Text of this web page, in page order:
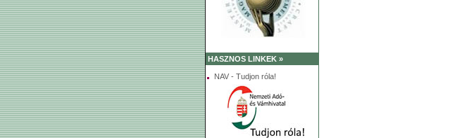
HASZNOS LINKEK »
NAV - Tudjon róla!